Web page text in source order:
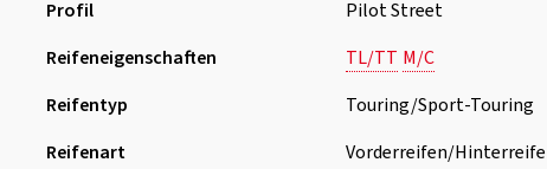
Profil
Pilot Street
Reifeneigenschaften
TL/TT M/C
Reifentyp
Touring/Sport-Touring
Reifenart
Vorderreifen/